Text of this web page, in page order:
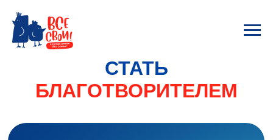
СТАТЬ
БЛАГОТВОРИТЕЛЕМ